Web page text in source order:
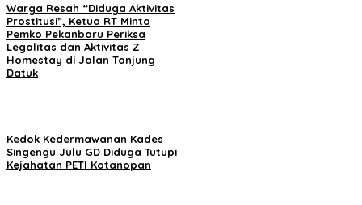
Warga Resah “Diduga Aktivitas
Prostitusi”, Ketua RT Minta
Pemko Pekanbaru Periksa
Legalitas dan Aktivitas Z
Homestay di Jalan Tanjung
Datuk
Kedok Kedermawanan Kades
Singengu Julu GD Diduga Tutupi
Kejahatan PETI Kotanopan